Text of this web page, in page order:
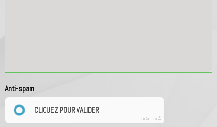
Anti-spam
CLIQUEZ POUR VALIDER
IconCaptcha ©